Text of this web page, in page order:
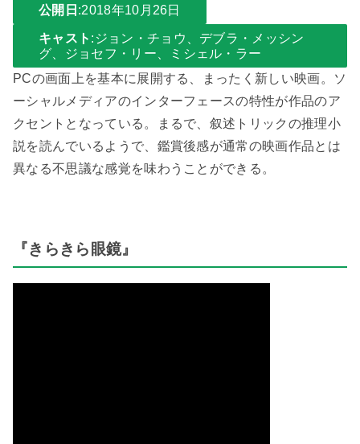
公開日 :2018年10月26日
キャスト :ジョン・チョウ、デブラ・メッシン
グ、ジョセフ・リー、ミシェル・ラー
PCの画面上を基本に展開する、まったく新しい映画。ソ
ーシャルメディアのインターフェースの特性が作品のア
クセントとなっている。まるで、叙述トリックの推理小
説を読んでいるようで、鑑賞後感が通常の映画作品とは
異なる不思議な感覚を味わうことができる。
『きらきら眼鏡』